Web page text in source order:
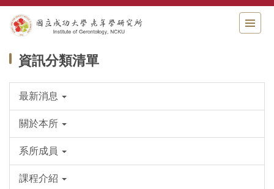
跳
到
主
區
資訊分類清單
最新消息
關於本所
系所成員
課程介紹